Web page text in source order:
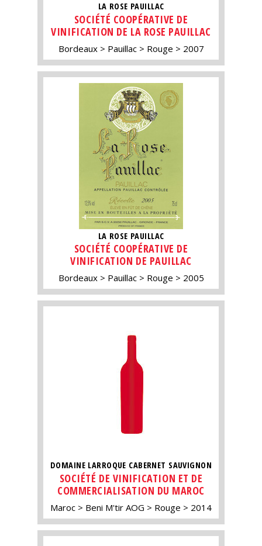
LA ROSE PAUILLAC
SOCIÉTÉ COOPÉRATIVE DE
VINIFICATION DE LA ROSE PAUILLAC
Bordeaux Pauillac Rouge 2007
LA ROSE PAUILLAC
SOCIÉTÉ COOPÉRATIVE DE
VINIFICATION DE PAUILLAC
Bordeaux Pauillac Rouge 2005
DOMAINE LARROQUE CABERNET SAUVIGNON
SOCIÉTÉ DE VINIFICATION ET DE
COMMERCIALISATION DU MAROC
Maroc Beni M'tir AOG Rouge 2014